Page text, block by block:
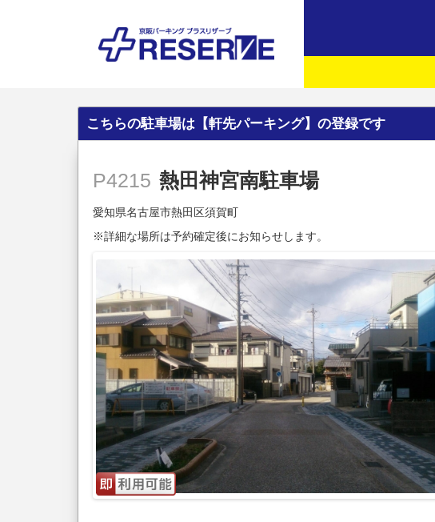
こちらの駐車場は【軒先パーキング】の登録です
P4215 熱田神宮南駐車場
愛知県名古屋市熱田区須賀町
※詳細な場所は予約確定後にお知らせします。